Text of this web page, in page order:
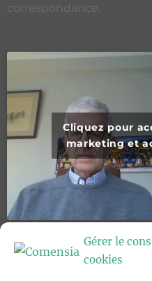
Gérer le
cookies
correspondance.
Cliquez pour
marketing et